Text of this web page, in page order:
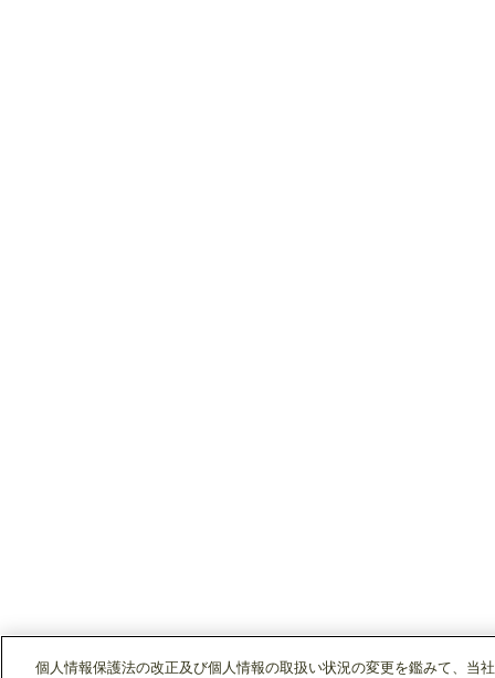
個人情報保護法の改正及び個人情報の取扱い状況の変更を鑑みて、当